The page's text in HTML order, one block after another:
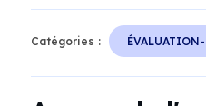
Catégories :